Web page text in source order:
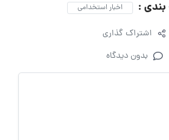
: اخبار استخدامی
اشتراک گذاری
بدون دیدگاه